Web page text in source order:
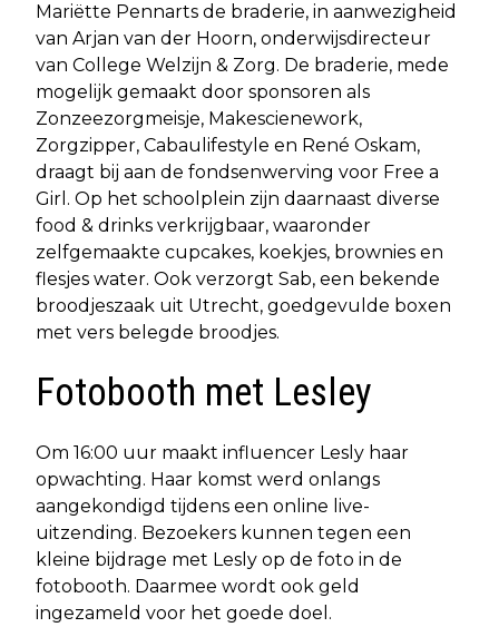
Mariëtte Pennarts de braderie, in aanwezigheid
van Arjan van der Hoorn, onderwijsdirecteur
van College Welzijn & Zorg. De braderie, mede
mogelijk gemaakt door sponsoren als
Zonzeezorgmeisje, Makescienework,
Zorgzipper, Cabaulifestyle en René Oskam,
draagt bij aan de fondsenwerving voor Free a
Girl. Op het schoolplein zijn daarnaast diverse
food & drinks verkrijgbaar, waaronder
zelfgemaakte cupcakes, koekjes, brownies en
flesjes water. Ook verzorgt Sab, een bekende
broodjeszaak uit Utrecht, goedgevulde boxen
met vers belegde broodjes.
Fotobooth met Lesley
Om 16:00 uur maakt influencer Lesly haar
opwachting. Haar komst werd onlangs
aangekondigd tijdens een online live-
uitzending. Bezoekers kunnen tegen een
kleine bijdrage met Lesly op de foto in de
fotobooth. Daarmee wordt ook geld
ingezameld voor het goede doel.